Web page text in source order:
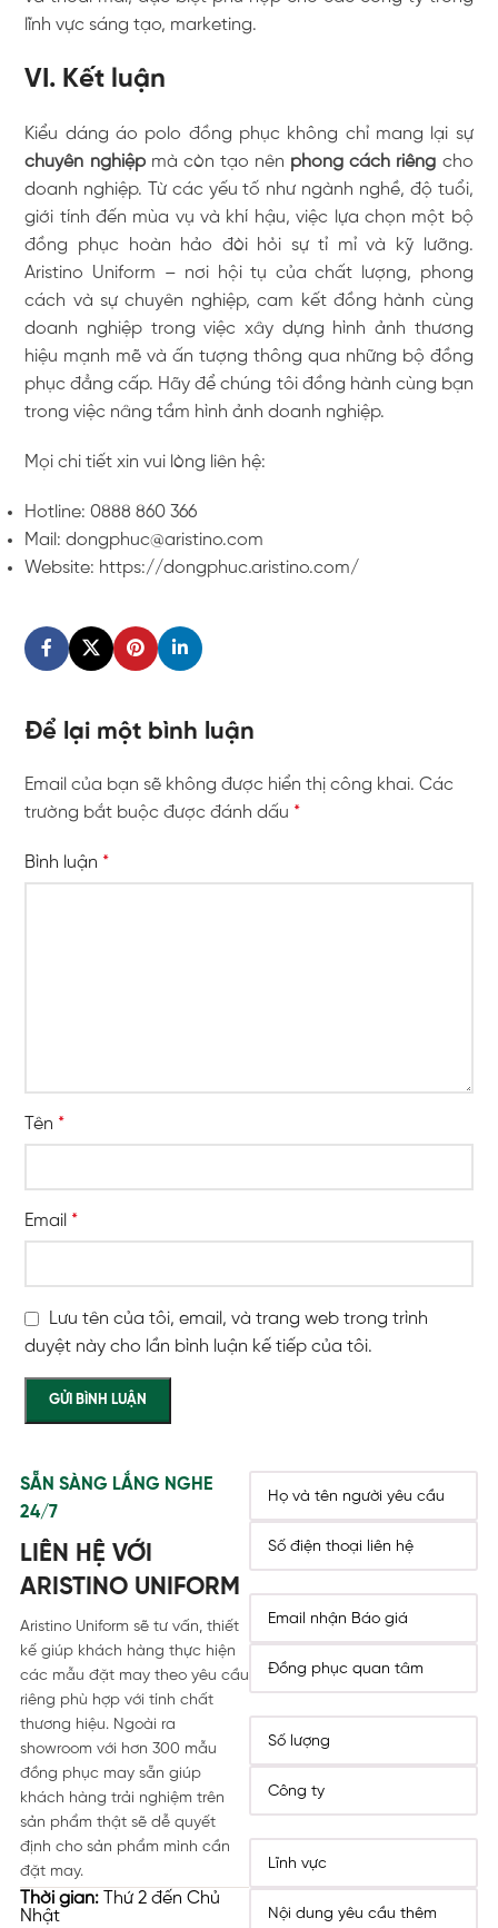
lĩnh vực sáng tạo, marketing.
VI. Kết luận
Kiểu dáng áo polo đồng phục không chỉ mang lại sự
chuyên nghiệpmà còn tạo nên phong cách riêng cho
doanh nghiệp. Từ các yếu tố như ngành nghề, độ tuổi,
giới tính đến mùa vụ và khí hậu, việc lựa chọn một bộ
đồng phục hoàn hảo đòi hỏi sự tỉ mỉ và kỹ lưỡng.
Aristino Uniform – nơi hội tụ của chất lượng, phong
cách và sự chuyên nghiệp, cam kết đồng hành cùng
doanh nghiệp trong việc xây dựng hình ảnh thương
hiệu mạnh mẽ và ấn tượng thông qua những bộ đồng
phục đẳng cấp. Hãy để chúng tôi đồng hành cùng bạn
trong việc nâng tầm hình ảnh doanh nghiệp.
Mọi chi tiết xin vui lòng liên hệ:
Hotline: 0888 860 366
Mail: dongphuc@aristino.com
Website: https://dongphuc.aristino.com/
Để lại một bình luận
Email của bạn sẽ không được hiển thị công khai. Các
trường bắt buộc được đánh dấu *
Bình luận *
Tên *
Email *
Lưu tên của tôi, email, và trang web trong trình
duyệt này cho lần bình luận kế tiếp của tôi.
SẴN SÀNG LẮNG NGHE
24/7
LIÊN HỆ VỚI
ARISTINO UNIFORM
Aristino Uniform sẽ tư vấn, thiết
kế giúp khách hàng thực hiện
các mẫu đặt may theo yêu cầu
riêng phù hợp với tính chất
thương hiệu. Ngoài ra
showroom với hơn 300 mẫu
đồng phục may sẵn giúp
khách hàng trải nghiệm trên
sản phẩm thật sẽ dễ quyết
định cho sản phẩm mình cần
đặt may.
Thời gian:Thứ 2 đến Chủ
Nhật